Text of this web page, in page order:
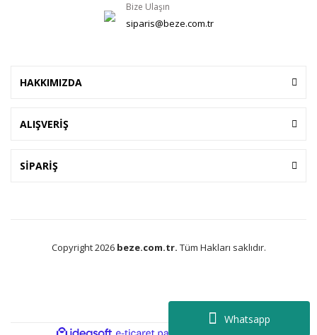
Whatsapp
Bize Ulaşın
siparis@beze.com.tr
HAKKIMIZDA
ALIŞVERİŞ
SİPARİŞ
Copyright 2026 beze.com.tr. Tüm Hakları saklıdır.